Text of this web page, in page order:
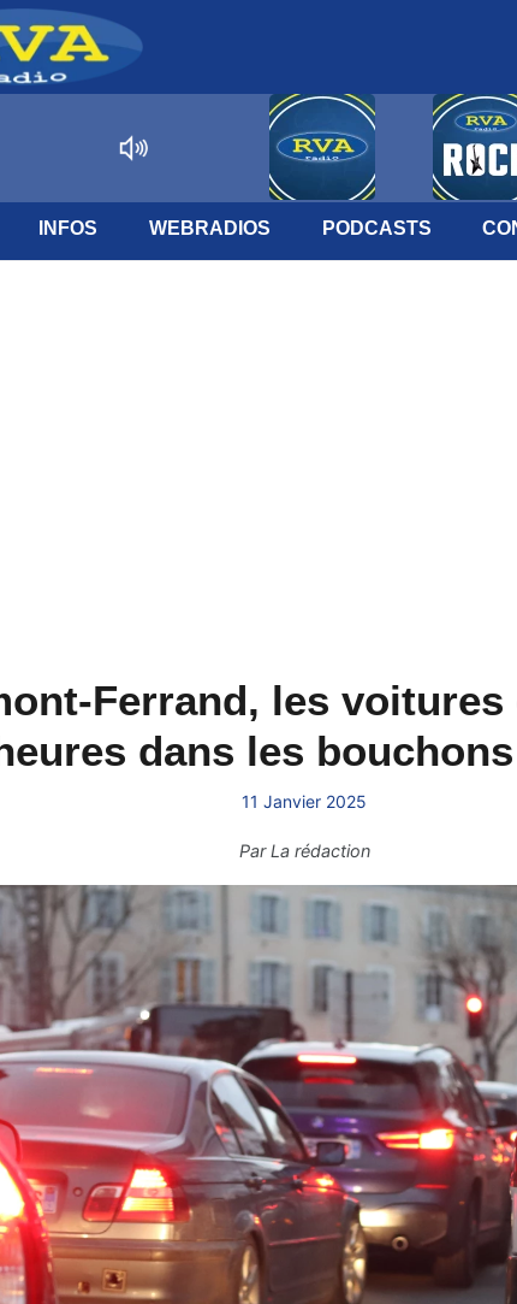
INFOS WEBRADIOS PODCASTS
Ferrand, les voitures
dans les
11 Janvier 2025
ParLa rédaction